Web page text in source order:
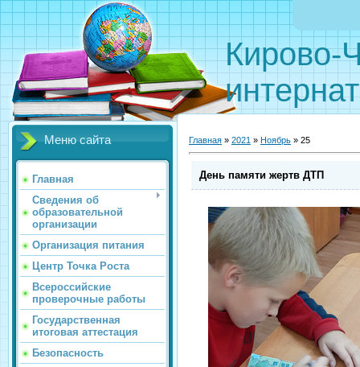
Кирово-
интернат
Меню сайта
Главная
Сведения об
образовательной
организации
Организация питания
Центр Точка Роста
Всероссийские
проверочные работы
Государственная
итоговая аттестация
Безопасность
Главная » 2021 » Ноябрь » 25
День памяти жертв ДТП